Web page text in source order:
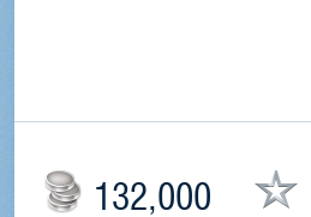
132,000